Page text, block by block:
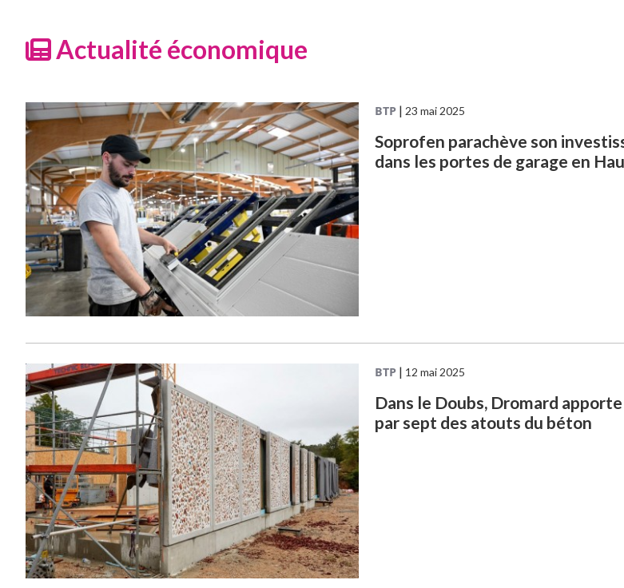
Actualité économique
BTP| 23 mai 2025
Soprofen parachève son
dans les portes de garage en
BTP| 12 mai 2025
Dans le Doubs, Dromard
par sept des atouts du béton